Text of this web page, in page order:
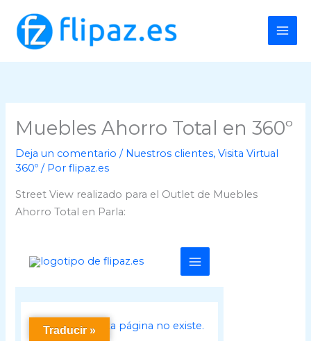
contenido
Muebles Ahorro Total en 360º
Deja un comentario / Nuestros clientes,Visita Virtual
360º / Porflipaz.es
Street View realizado para el Outlet de Muebles
Ahorro Total en Parla: